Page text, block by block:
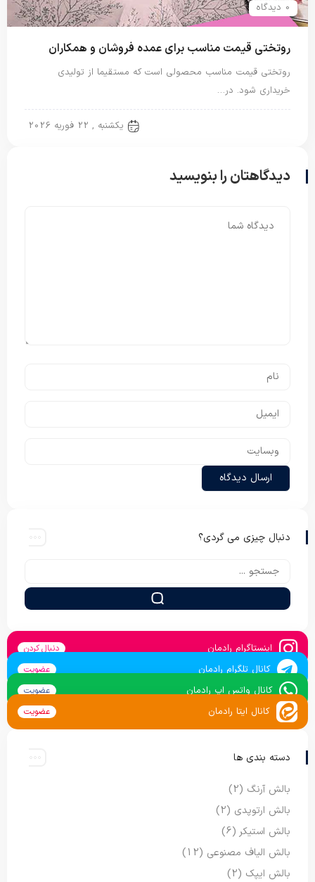
0 دیدگاه
روتختی قیمت مناسب برای عمده فروشان و همکاران
روتختی قیمت مناسب محصولی است که مستقیما از تولیدی
خریداری شود. در…
یکشنبه , 22 فوریه 2026
دیدگاهتان را بنویسید
دنبال چیزی می گردی؟
اینستاگرام رادمان دنبال کردن
کانال تلگرام رادمان عضویت
کانال واتس اپ رادمان عضویت
کانال ایتا رادمان عضویت
دسته بندی ها
بالش آرنگ (2)
بالش ارتوپدی (2)
بالش استیکر (6)
بالش الیاف مصنوعی (12)
بالش ایپک (2)